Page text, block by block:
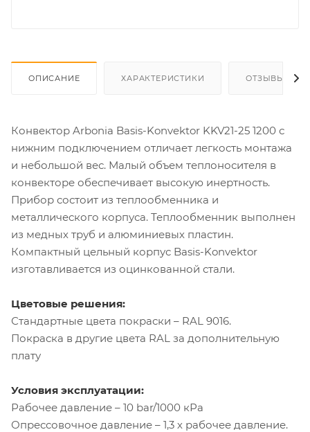
ОПИСАНИЕ ХАРАКТЕРИСТИКИ ОТЗЫВЫ
Конвектор Arbonia Basis-Konvektor KKV21-25 1200 с
нижним подключением отличает легкость монтажа
и небольшой вес. Малый объем теплоносителя в
конвекторе обеспечивает высокую инертность.
Прибор состоит из теплообменника и
металлического корпуса. Теплообменник выполнен
из медных труб и алюминиевых пластин.
Компактный цельный корпус Basis-Konvektor
изготавливается из оцинкованной стали.
Цветовые решения:
Стандартные цвета покраски – RAL 9016.
Покраска в другие цвета RAL за дополнительную
плату
Условия эксплуатации:
Рабочее давление – 10 bar/1000 кРа
Опрессовочное давление – 1,3 х рабочее давление.